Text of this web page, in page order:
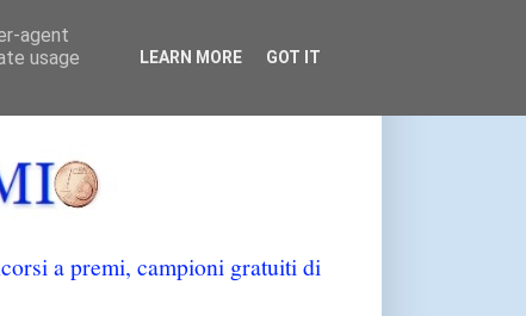
a premi, campioni gratuiti di
agent
usage
LEARN MORE GOT IT